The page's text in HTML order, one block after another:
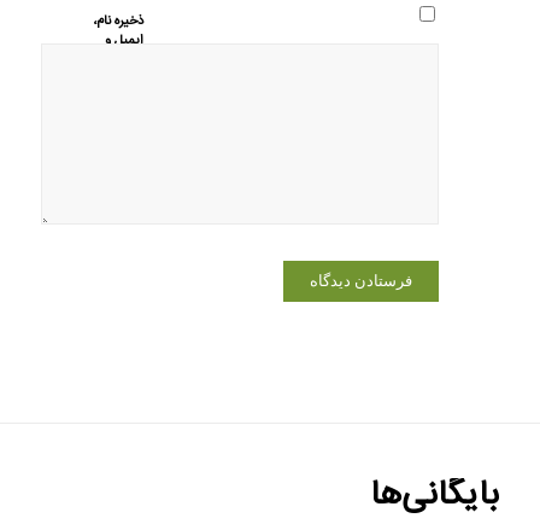
ذخیره نام،
ایمیل و
بایگانی‌ها